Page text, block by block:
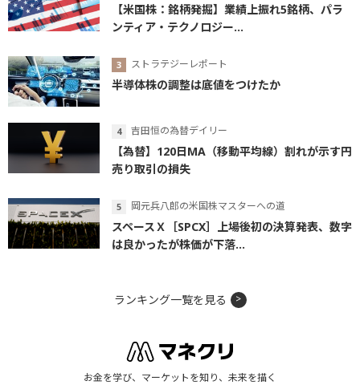
【米国株：銘柄発掘】業績上振れ5銘柄、パラ
ンティア・テクノロジー...
ストラテジーレポート
半導体株の調整は底値をつけたか
吉田恒の為替デイリー
【為替】120日MA（移動平均線）割れが示す円
売り取引の損失
岡元兵八郎の米国株マスターへの道
スペースＸ［SPCX］上場後初の決算発表、数字
は良かったが株価が下落...
ランキング一覧を見る
お金を学び、マーケットを知り、未来を描く